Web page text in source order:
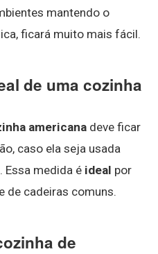
mantendo o
ficará muito mais fácil.
de uma cozinha
americana deve ficar
caso ela seja usada
Essa medida é ideal por
de cadeiras comuns.
de